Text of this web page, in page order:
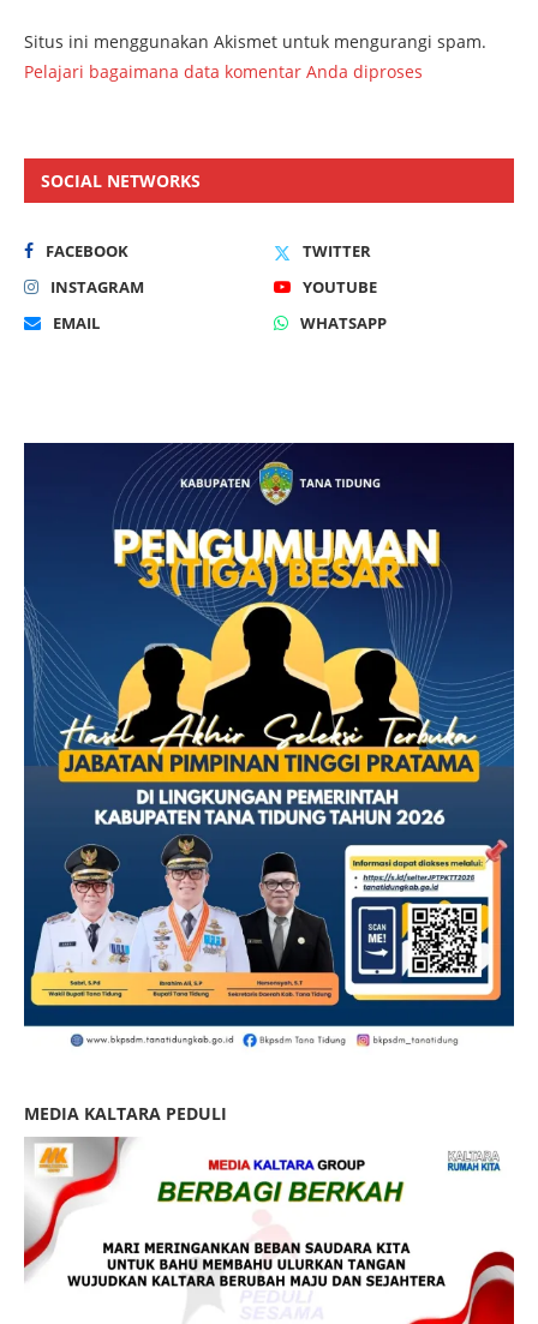
Situs ini menggunakan Akismet untuk mengurangi spam.
Pelajari bagaimana data komentar Anda diproses
SOCIAL NETWORKS
FACEBOOK
TWITTER
INSTAGRAM
YOUTUBE
EMAIL
WHATSAPP
MEDIA KALTARA PEDULI